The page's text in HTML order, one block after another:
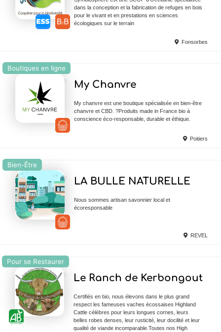
dans la conception et la fabrication de refuges en bois
pour le vivant et en prestations en sciences
écologiques sur le terrain
Fonsorbes
Boutiques en ligne
My Chanvre
My chanvre est une boutique spécialisée en bien-être
chanvre et CBD. ?Produits made in France bio à
conscience éco-responsable, durable et éthique.
Poitiers
Bien-Être
LA BULLE NATURELLE
Nous sommes artisan savonnier local et
écoresponsable
REVEL
Pour se Restaurer
Le Ranch de Kerbongout
Certifiés en bio, nous élevons dans le plus grand
respect les fameuses vaches écossaises Highland
Cattle célèbres pour leurs longues cornes, leurs
belles robes denses, leur rusticité, leur docilité et leur
qualité de viande incomparable.Toutes nos High